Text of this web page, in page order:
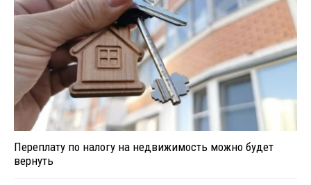
Переплату по налогу на недвижимость можно будет
вернуть